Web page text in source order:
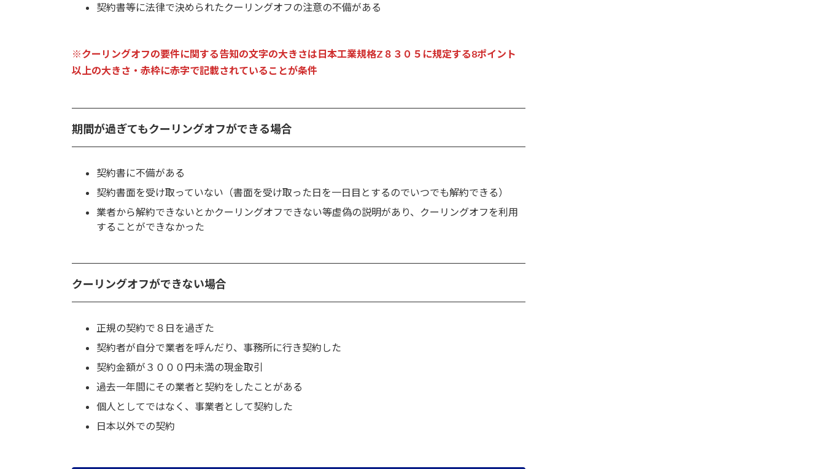
契約書等に法律で決められたクーリングオフの注意の不備がある
※クーリングオフの要件に関する告知の文字の大きさは日本工業規格Z８３０５に規定する8ポイント
以上の大きさ・赤枠に赤字で記載されていることが条件
期間が過ぎてもクーリングオフができる場合
契約書に不備がある
契約書面を受け取っていない（書面を受け取った日を一日目とするのでいつでも解約できる）
業者から解約できないとかクーリングオフできない等虚偽の説明があり、クーリングオフを利用
することができなかった
クーリングオフができない場合
正規の契約で８日を過ぎた
契約者が自分で業者を呼んだり、事務所に行き契約した
契約金額が３０００円未満の現金取引
過去一年間にその業者と契約をしたことがある
個人としてではなく、事業者として契約した
日本以外での契約